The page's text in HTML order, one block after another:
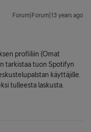
Forum|Forum|13 years ago
profiiliin (Omat
tarkistaa tuon Spotifyn
käyttäjille.
tulleesta laskusta.